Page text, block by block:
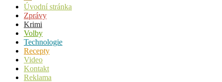
Úvodní stránka
Zprávy
Krimi
Volby
Technologie
Recepty
Video
Kontakt
Reklama